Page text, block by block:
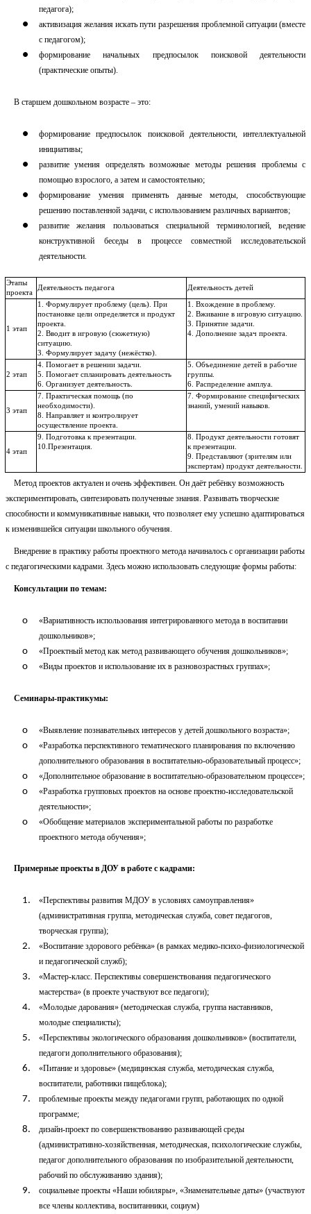
педагога);
активизация желания искать пути разрешения проблемной ситуации (вместе
с педагогом);
формирование начальных предпосылок поисковой деятельности
(практические опыты).
В старшем дошкольном возрасте – это:
формирование предпосылок поисковой деятельности, интеллектуальной
инициативы;
развитие умения определять возможные методы решения проблемы с
помощью взрослого, а затем и самостоятельно;
формирование умения применять данные методы, способствующие
решению поставленной задачи, с использованием различных вариантов;
развитие желания пользоваться специальной терминологией, ведение
конструктивной беседы в процессе совместной исследовательской
деятельности.
Этапы
проекта
Деятельность педагога Деятельность детей
1 этап
1. Формулирует проблему (цель). При
постановке цели определяется и продукт
проекта.
2. Вводит в игровую (сюжетную)
ситуацию.
3. Формулирует задачу (нежёстко).
1. Вхождение в проблему.
2. Вживание в игровую ситуацию.
3. Принятие задачи.
4. Дополнение задач проекта.
2 этап
4. Помогает в решении задачи.
5. Помогает спланировать деятельность
6. Организует деятельность.
5. Объединение детей в рабочие
группы.
6. Распределение амплуа.
3 этап
7. Практическая помощь (по
необходимости).
8. Направляет и контролирует
осуществление проекта.
7. Формирование специфических
знаний, умений навыков.
4 этап
9. Подготовка к презентации.
10.Презентация.
8. Продукт деятельности готовят
к презентации.
9. Представляют (зрителям или
экспертам) продукт деятельности.
Метод проектов актуален и очень эффективен. Он даёт ребёнку возможность
экспериментировать, синтезировать полученные знания. Развивать творческие
способности и коммуникативные навыки, что позволяет ему успешно адаптироваться
к изменившейся ситуации школьного обучения.
Внедрение в практику работы проектного метода начиналось с организации работы
с педагогическими кадрами. Здесь можно использовать следующие формы работы:
Консультации по темам:
«Вариативность использования интегрированного метода в воспитании
дошкольников»;
«Проектный метод как метод развивающего обучения дошкольников»;
«Виды проектов и использование их в разновозрастных группах»;
Семинары-практикумы:
«Выявление познавательных интересов у детей дошкольного возраста»;
«Разработка перспективного тематического планирования по включению
дополнительного образования в воспитательно-образовательный процесс»;
«Дополнительное образование в воспитательно-образовательном процессе»;
«Разработка групповых проектов на основе проектно-исследовательской
деятельности»;
«Обобщение материалов экспериментальной работы по разработке
проектного метода обучения»;
Примерные проекты в ДОУ в работе с кадрами:
«Перспективы развития МДОУ в условиях самоуправления»
(административная группа, методическая служба, совет педагогов,
творческая группа);
«Воспитание здорового ребёнка» (в рамках медико-психо-физиологической
и педагогической служб);
«Мастер-класс. Перспективы совершенствования педагогического
мастерства» (в проекте участвуют все педагоги);
«Молодые дарования» (методическая служба, группа наставников,
молодые специалисты);
«Перспективы экологического образования дошкольников» (воспитатели,
педагоги дополнительного образования);
«Питание и здоровье» (медицинская служба, методическая служба,
воспитатели, работники пищеблока);
проблемные проекты между педагогами групп, работающих по одной
программе;
дизайн-проект по совершенствованию развивающей среды
(административно-хозяйственная, методическая, психологические службы,
педагог дополнительного образования по изобразительной деятельности,
рабочий по обслуживанию здания);
социальные проекты «Наши юбиляры», «Знаменательные даты» (участвуют
все члены коллектива, воспитанники, социум)